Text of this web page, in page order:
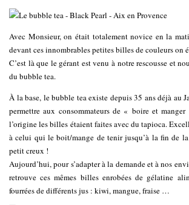
Avec Monsieur, on était totalement novice en la
devant ces innombrables petites billes de couleurs on
C’est là que le gérant est venu à notre rescousse et
du bubble tea.
À la base, le bubble tea existe depuis 35 ans déjà au
permettre aux consommateurs de « boire et
l’origine les billes étaient faites avec du tapioca.
à celui qui le boit/mange de tenir jusqu’à la fin de
petit creux !
Aujourd’hui, pour s’adapter à la demande et à nos
retrouve ces mêmes billes enrobées de gélatine
fourrées de différents jus : kiwi, mangue, fraise …